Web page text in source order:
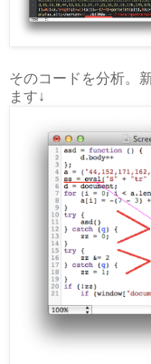
そのコードを分析。
ます↓